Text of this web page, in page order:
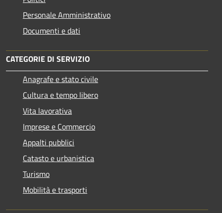
Personale Amministrativo
Documenti e dati
CATEGORIE DI SERVIZIO
Anagrafe e stato civile
Cultura e tempo libero
Vita lavorativa
Imprese e Commercio
Appalti pubblici
Catasto e urbanistica
Turismo
Mobilità e trasporti